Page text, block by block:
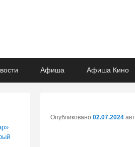
Афиша Афиша Кино
Опубликовано 02.07.2024